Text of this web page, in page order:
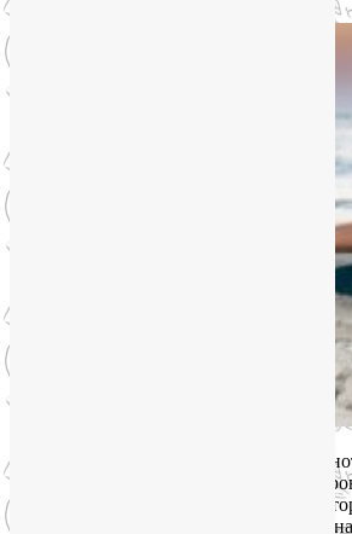
тоже поможет уснуть бе з
легко. Но не простая аутогенная
мышечного расслабления, а такая, в
сначала поработать, причем с хорошей